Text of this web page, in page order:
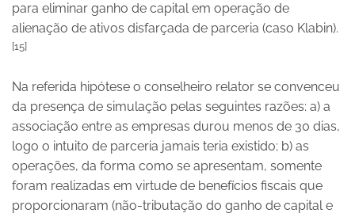
para eliminar ganho de capital em operação de
alienação de ativos disfarçada de parceria (caso Klabin).
[15]
Na referida hipótese o conselheiro relator se convenceu
da presença de simulação pelas seguintes razões: a) a
associação entre as empresas durou menos de 30 dias,
logo o intuito de parceria jamais teria existido; b) as
operações, da forma como se apresentam, somente
foram realizadas em virtude de benefícios fiscais que
proporcionaram (não-tributação do ganho de capital e